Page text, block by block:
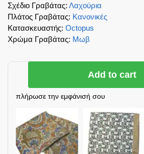
Σχέδιο Γραβάτας: Λαχούρια
Πλάτος Γραβάτας: Κανονικές
Κατασκευαστής: Octopus
Χρώμα Γραβάτας: Μωβ
Add to cart
πλήρωσε την εμφάνισή σου